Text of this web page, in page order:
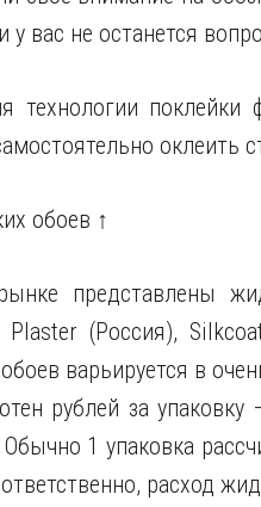
у вас не останется
технологии поклейки
оклеить
обоев ↑
представлены
Plaster (Россия),
варьируется в
рублей за
Обычно 1 упаковка
расход